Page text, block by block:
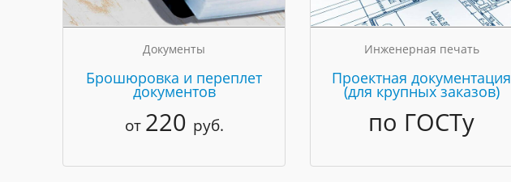
Документы
Брошюровка и переплет
документов
от 220 руб.
Инженерная печать
Проектная документация
(для крупных заказов)
по ГОСТу